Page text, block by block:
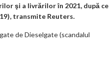
şi a livrărilor în 2021, după ce
transmite Reuters.
de Dieselgate (scandalul